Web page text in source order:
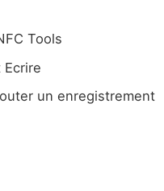
Tools
Ecrire
un enregistrement